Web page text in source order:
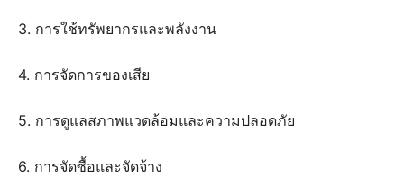
3. การใช้ทรัพยากรและพลังงาน
4. การจัดการของเสีย
5. การดูแลสภาพแวดล้อมและความปลอดภัย
6. การจัดซื้อและจัดจ้าง